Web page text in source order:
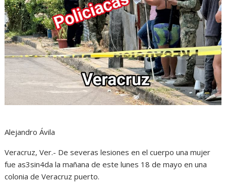
Alejandro Ávila
Veracruz, Ver.- De severas lesiones en el cuerpo una mujer
fue as3sin4da la mañana de este lunes 18 de mayo en una
colonia de Veracruz puerto.